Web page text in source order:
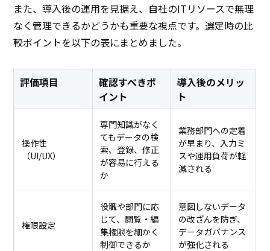
また、導入後の運用を見据え、自社のITリソースで無理
なく管理できるかどうかも重要な視点です。選定時の比
較ポイントを以下の表にまとめました。
評価項目
確認すべきポ
イント
導入後のメリッ
ト
操作性
（UI/UX）
専門知識がなく
てもデータの検
索、登録、修正
が容易に行える
か
業務部門への定着
が早まり、入力ミ
スや運用負荷が軽
減される
権限設定
役職や部門に応
じて、閲覧・編
集権限を細かく
制御できるか
意図しないデータ
の改ざんを防ぎ、
データガバナンス
が強化される